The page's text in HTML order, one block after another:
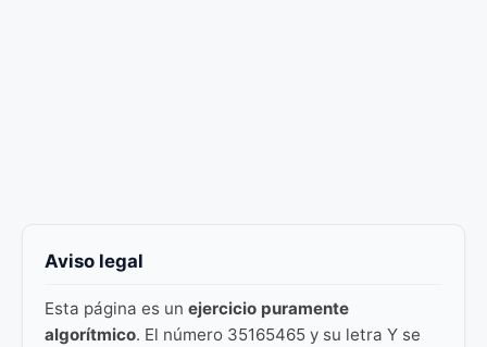
Aviso legal
Esta página es un ejercicio puramente
algorítmico. El número 35165465 y su letra Y se